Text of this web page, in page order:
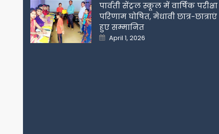
पार्वती सेंट्रल स्कूल में वार्षिक परीक्षा
परिणाम घोषित, मेधावी छात्र-छात्राएं
हुए सम्मानित
Posted
on
April 1, 2026